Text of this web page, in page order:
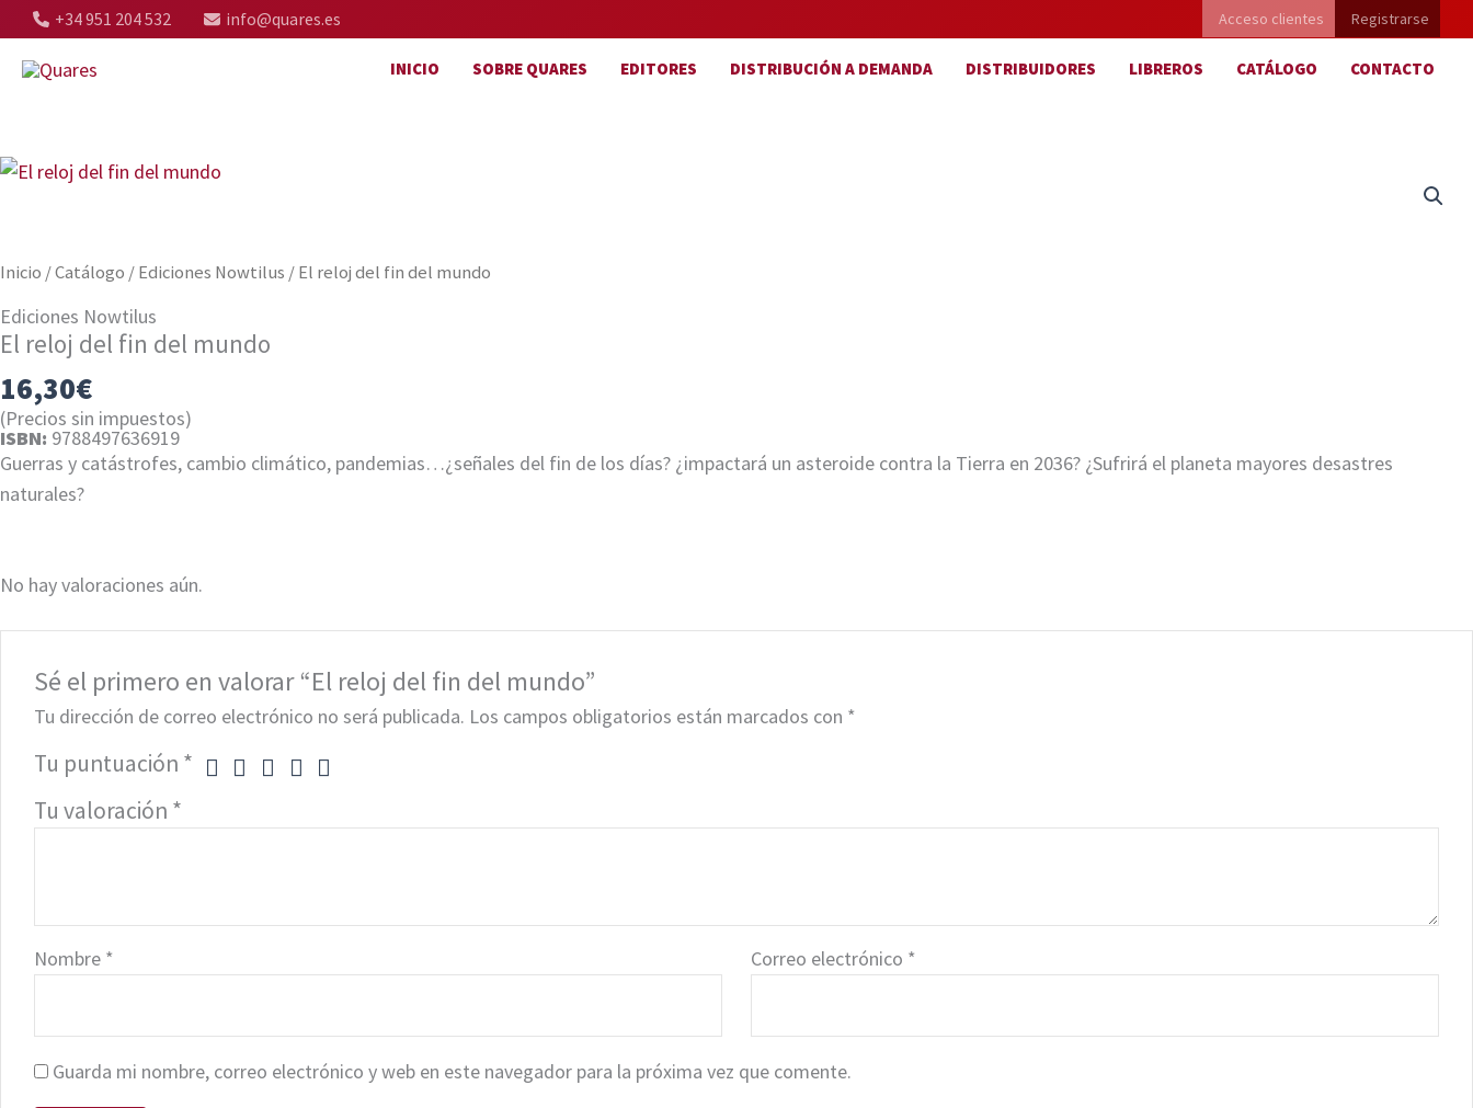
al
contenido
+34 951 204 532 info@quares.es Acceso clientes Registrarse
INICIO SOBRE QUARES EDITORES DISTRIBUCIÓN A DEMANDA DISTRIBUIDORES LIBREROS CATÁLOGO CONTACTO
Inicio /Catálogo /Ediciones Nowtilus / El reloj del fin del mundo
Ediciones Nowtilus
El reloj del fin del mundo
16,30€
(Precios sin impuestos)
ISBN: 9788497636919
Guerras y catástrofes, cambio climático, pandemias…¿señales del fin de los días? ¿impactará un asteroide contra la Tierra en 2036? ¿Sufrirá el planeta mayores desastres
naturales?
No hay valoraciones aún.
Sé el primero en valorar “El reloj del fin del mundo”
Tu dirección de correo electrónico no será publicada. Los campos obligatorios están marcados con *
Tu puntuación *
Tu valoración *
Nombre * Correo electrónico *
Guarda mi nombre, correo electrónico y web en este navegador para la próxima vez que comente.